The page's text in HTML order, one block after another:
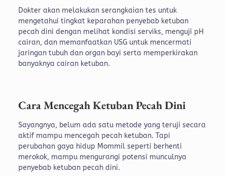
Dokter akan melakukan serangkaian tes untuk
mengetahui tingkat keparahan penyebab ketuban
pecah dini dengan melihat kondisi serviks, menguji pH
cairan, dan memanfaatkan USG untuk mencermati
jaringan tubuh dan organ bayi serta memperkirakan
banyaknya cairan ketuban.
Cara Mencegah Ketuban Pecah Dini
Sayangnya, belum ada satu metode yang teruji secara
aktif mampu mencegah pecah ketuban. Tapi
perubahan gaya hidup Mommil seperti berhenti
merokok, mampu mengurangi potensi munculnya
penyebab ketuban pecah dini.